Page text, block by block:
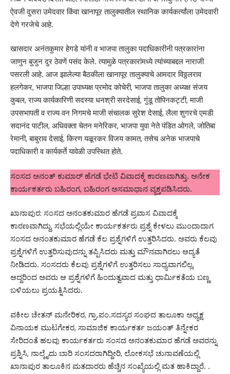
ऐवजी दुसरा उमेदवार किंवा खानापूर तालुक्यातील स्थानिक कार्यकर्त्यांला उमेदवारी
देणे गरजेचे आहे.
खासदार अनंतकुमार हेगडे यांनी व भाजपा तालुका पदाधिकारीनी पत्रकारांना
जाणुन बुजुन दुर ठेवणें पसंद केले. त्यामुळे पत्रकारांमध्ये त्यांच्याबद्दल नाराजी
पसरली आहे. आज झालेल्या बैठकीला खानापूर तालुक्याचे आमदार विठ्ठलराव
हलगेकर, भाजपा जिल्हा उपाध्यक्ष प्रमोद कोचेरी, भाजपा तालुका अध्यक्ष संजय
कुबल, राज्य कार्यकारिणी सदस्या धनश्री सरदेसाई, गुंडू तोपिनकट्टी, माजी
उपसभापती व राज्य वन निगमचे माजी संचालक सुरेश देसाई, लैला शुगरचे एमडी
सदानंद पाटील, अधिवक्ता चेतन मनेरिकर, भाजपा युवा नेते पंडित ओगले, जोतिबा
रेमानी, बाबुराव देसाई, किरण यळूरकर विजय कामत, तसेच अनेक भाजपाचे
पदाधिकारी व कार्यकर्ते यावेळी उपस्थित होते.
ಸಂಸದ ಅನಂತ್ ಕುಮಾರ್ ಹೆಗಡೆ ಭೇಟಿ ವಿವಾದಕ್ಕೆ ಕಾರಣವಾಗಿತ್ತು. ಅನೇಕ
ಕಾರ್ಯಕರ್ತರು ಬಹಿರಂಗ, ಬಹಿರಂಗ ಅಸಮಾಧಾನ ವ್ಯಕ್ತಪಡಿಸಿದರು.
ಖಾನಾಪುರ: ಸಂಸದ ಅನಂತಕುಮಾರ ಹೆಗಡೆ ಪ್ರವಾಸ ವಿವಾದಕ್ಕೆ
ಕಾರಣವಾಗಿದ್ದು, ಸಭೆಯಲ್ಲಿಯೇ ಕಾರ್ಯಕರ್ತರು ಪ್ರಶ್ನೆ ಕೇಳಲು ಮುಂದಾದಾಗ
ಸಂಸದ ಅನಂತಕುಮಾರ ಹೆಗಡೆ ಕೆಲ ಪ್ರಶ್ನೆಗಳಿಗೆ ಉತ್ತರಿಸಿದರು. ಅವರು ಕೆಲವು
ಪ್ರಶ್ನೆಗಳಿಗೆ ಉತ್ತರಿಸುವುದನ್ನು ತಪ್ಪಿಸಿದರು ಮತ್ತು ಮೌನವಾಗಿರಲು ಆದ್ಯತೆ
ನೀಡಿದರು. ಸಂಸದರು ಕೆಲವು ಪ್ರಶ್ನೆಗಳಿಗೆ ಉತ್ತರಿಸಲು ಸಾಧ್ಯವಾಗಲಿಲ್ಲ,
ಆದ್ದರಿಂದ ಅವರು ಆ ಪ್ರಶ್ನೆಗಳಿಗೆ ಹಿಂದುತ್ವವಾದ ಮತ್ತು ಧಾರ್ಮಿಕತೆಯ ಬಣ್ಣ
ಬಳಿಯಲು ಪ್ರಯತ್ನಿಸಿದರು.
ವಕೀಲ ಚೇತನ್ ಮನೇರಿಕರ, ಗ್ರಾ.ಪಂ.ಸದಸ್ಯರ ಸಂಘದ ತಾಲೂಕಾ ಅಧ್ಯಕ್ಷ
ವಿನಾಯಕ ಮುಟಗೇಕರ, ಸಾಮಾಜಿಕ ಕಾರ್ಯಕರ್ತ ಜಯಂತ್ ತಿನ್ನೇಕರ
ಸೇರಿದಂತೆ ಹಲವು ಕಾರ್ಯಕರ್ತರು ಸಂಸದ ಅನಂತಕುಮಾರ ಹೆಗಡೆ ಅವರನ್ನು
ಪ್ರಶ್ನಿಸಿ, ನಾಲ್ಕೈದು ಬಾರಿ ಸಂಸದರಾಗಿದ್ದೀರಿ, ಲೋಕಸಭೆ ಚುನಾವಣೆಯಲ್ಲಿ
ಖಾನಾಪುರ ತಾಲೂಕಿನ ಮತದಾರರು ಹೆಚ್ಚಿನ ಸಂಖ್ಯೆಯಲ್ಲಿ ಮತ ಹಾಕಿದ್ದಾರೆ. .